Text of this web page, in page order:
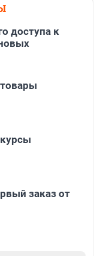
доступа к
заказ от